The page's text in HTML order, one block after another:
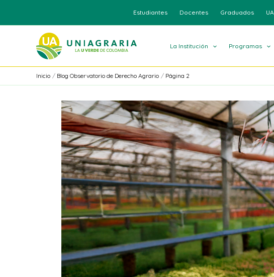
contenido
Estudiantes Docentes Graduados
La Institución Programas
Inicio Blog Observatorio de Derecho Agrario Página 2